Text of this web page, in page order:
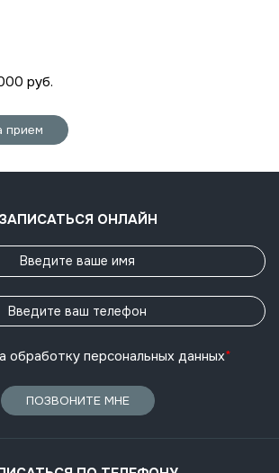
руб.
прием
ЗАПИСАТЬСЯ ОНЛАЙН
обработку персональных данных*
ПОЗВОНИТЕ МНЕ